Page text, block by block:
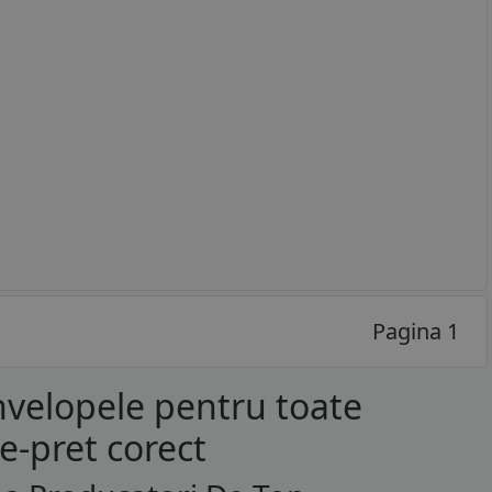
Pagina 1
pentru toate
pret corect